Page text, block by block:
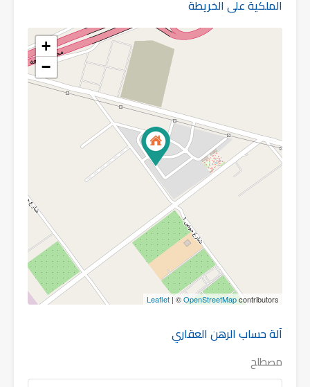
الملكية على الخريطة
+
−
Leaflet | ©OpenStreetMapcontributors
آلة حساب الرهن العقاري
مصطلح